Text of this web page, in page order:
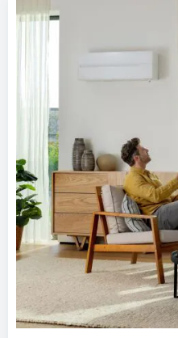
Produktdaten
CAD-Details
Architekturobjekte
Expertenprofile